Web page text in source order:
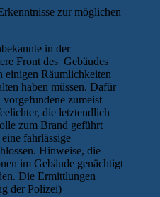
zur möglichen
in der
Front des Gebäudes
einigen Räumlichkeiten
haben müssen. Dafür
zumeist
die letztendlich
zum Brand geführt
fahrlässige
Hinweise, die
im Gebäude genächtigt
Die Ermittlungen
der Polizei)